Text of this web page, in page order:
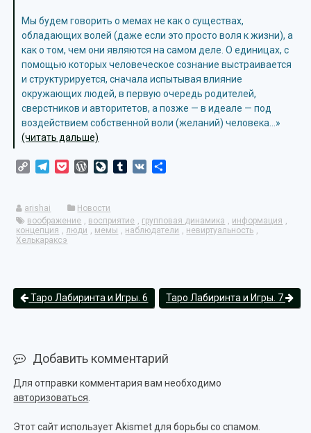
Мы будем говорить о мемах не как о существах,
обладающих волей (даже если это просто воля к жизни), а
как о том, чем они являются на самом деле. О единицах, с
помощью которых человеческое сознание выстраивается
и структурируется, сначала испытывая влияние
окружающих людей, в первую очередь родителей,
сверстников и авторитетов, а позже — в идеале — под
воздействием собственной воли (желаний) человека…»
(читать дальше)
Copy TelegramPocketWordPress
LiveJournal
Tumblr
VK
arishai
Новости
воображение , восприятие , групповая динамика , информация ,
концепция ,люди , мемы , наблюдатели , невиртуальность ,
Хелькараксэ
Таро Лабиринта и Игры. 6 Таро Лабиринта и Игры. 7
Добавить комментарий
Для отправки комментария вам необходимо
авторизоваться
Этот сайт использует Akismet для борьбы со спамом.